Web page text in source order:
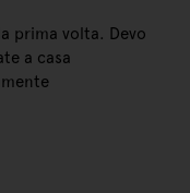
prima volta. Devo
a casa